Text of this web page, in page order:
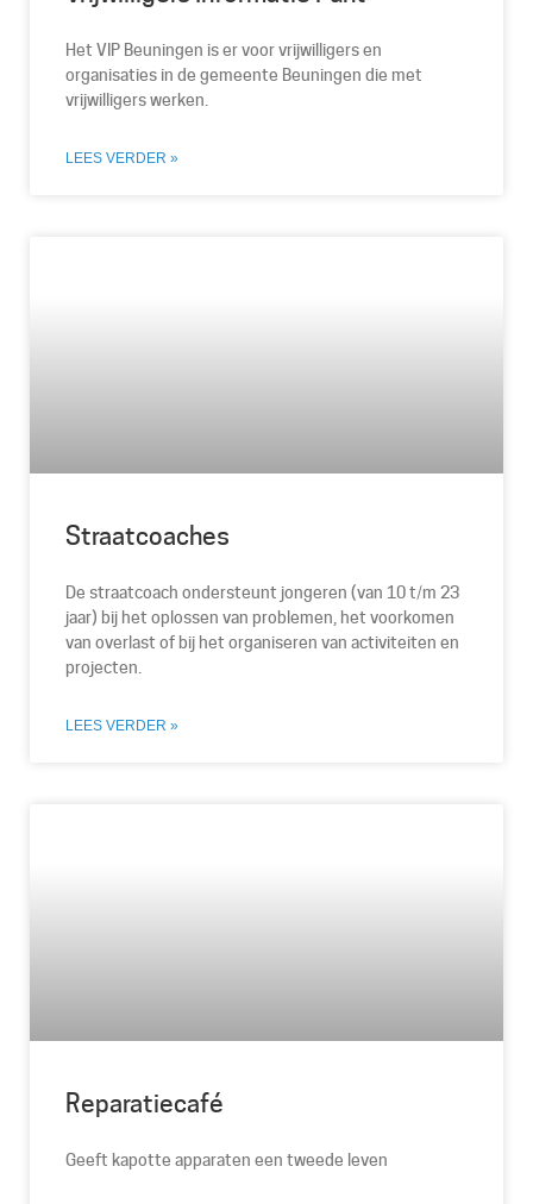
Het VIP Beuningen is er voor vrijwilligers en
organisaties in de gemeente Beuningen die met
vrijwilligers werken.
LEES VERDER »
Straatcoaches
De straatcoach ondersteunt jongeren (van 10 t/m 23
jaar) bij het oplossen van problemen, het voorkomen
van overlast of bij het organiseren van activiteiten en
projecten.
LEES VERDER »
Reparatiecafé
Geeft kapotte apparaten een tweede leven